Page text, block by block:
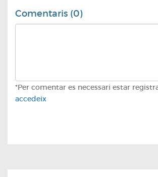
Comentaris (0)
*Per comentar es necessari estar
accedeix